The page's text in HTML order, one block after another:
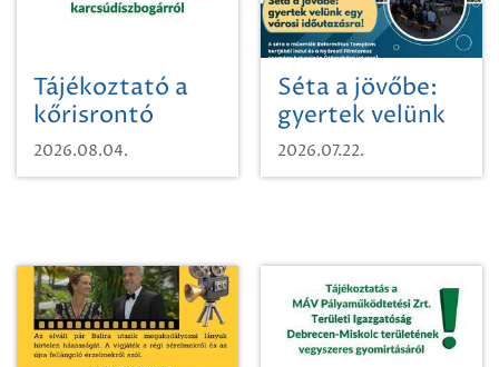
Tájékoztató a
kőrisrontó
karcsúdíszbogárról
2026.08.04.
Séta a jövőbe:
gyertek velünk
egy városi
időutazásra!
2026.07.22.